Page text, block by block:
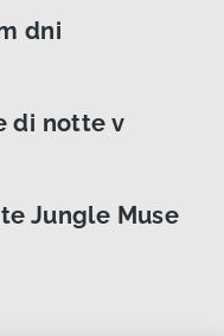
dni
di notte v
Jungle Muse